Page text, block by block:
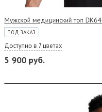
Мужской медицинский топ
ПОД ЗАКАЗ
Доступно в 7 цветах
5 900 руб.